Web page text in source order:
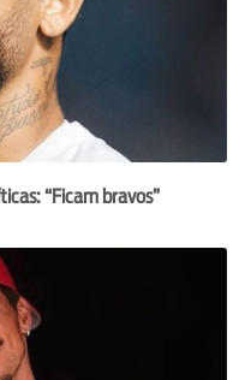
“Ficam bravos”